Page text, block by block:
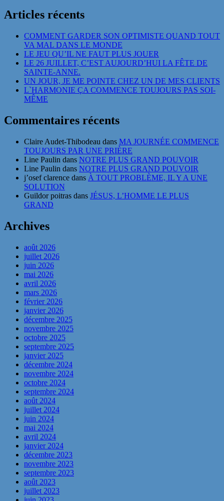
Articles récents
COMMENT GARDER SON OPTIMISTE QUAND TOUT
VA MAL DANS LE MONDE
LE JEU QU’IL NE FAUT PLUS JOUER
LE 26 JUILLET, C’EST AUJOURD’HUI LA FÊTE DE
SAINTE-ANNE.
UN JOUR, JE ME POINTE CHEZ UN DE MES CLIENTS
L`HARMONIE ÇA COMMENCE TOUJOURS PAS SOI-
MÊME
Commentaires récents
Claire Audet-Thibodeau dans MA JOURNÉE COMMENCE
TOUJOURS PAR UNE PRIÈRE
Line Paulin dans NOTRE PLUS GRAND POUVOIR
Line Paulin dans NOTRE PLUS GRAND POUVOIR
j’osef clarence dans À TOUT PROBLÈME, IL Y A UNE
SOLUTION
Guildor poitras dans JÉSUS, L’HOMME LE PLUS
GRAND
Archives
août 2026
juillet 2026
juin 2026
mai 2026
avril 2026
mars 2026
février 2026
janvier 2026
décembre 2025
novembre 2025
octobre 2025
septembre 2025
janvier 2025
décembre 2024
novembre 2024
octobre 2024
septembre 2024
août 2024
juillet 2024
juin 2024
mai 2024
avril 2024
janvier 2024
décembre 2023
novembre 2023
septembre 2023
août 2023
juillet 2023